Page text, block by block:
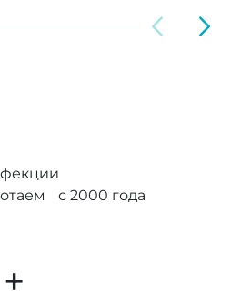
с 2000 года
+